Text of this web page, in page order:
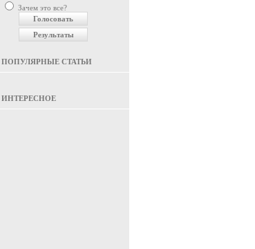
Зачем это все?
ПОПУЛЯРНЫЕ СТАТЬИ
ИНТЕРЕСНОЕ